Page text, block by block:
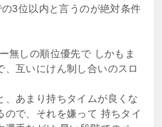
3位以内と言うのが絶対条件
無しの順位優先で しかもま
互いにけん制し合いのスロ
、あまり持ちタイムが良くな
ので、それを嫌って 持ちタイ